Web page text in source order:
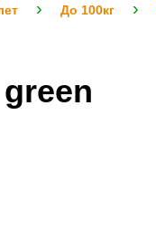
До 100кг